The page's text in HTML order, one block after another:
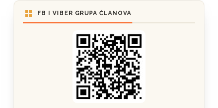
FB I VIBER GRUPA ČLANOVA